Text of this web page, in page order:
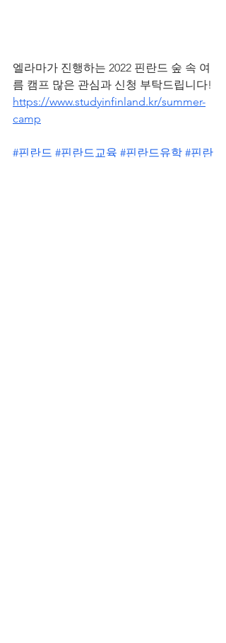
엘라마가 진행하는 2022 핀란드 숲 속 여
름 캠프 많은 관심과 신청 부탁드립니다!
https://www.studyinfinland.kr/summer-
camp
#핀란드 #핀란드교육 #핀란드유학 #핀란